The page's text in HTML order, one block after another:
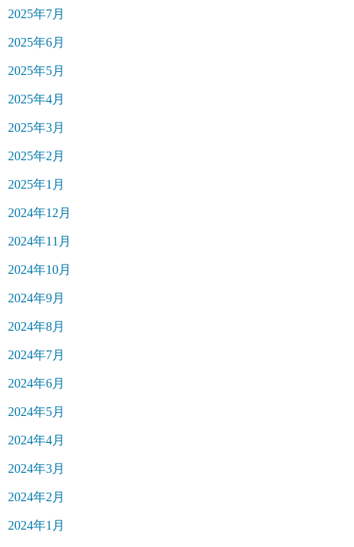
2025年7月
2025年6月
2025年5月
2025年4月
2025年3月
2025年2月
2025年1月
2024年12月
2024年11月
2024年10月
2024年9月
2024年8月
2024年7月
2024年6月
2024年5月
2024年4月
2024年3月
2024年2月
2024年1月